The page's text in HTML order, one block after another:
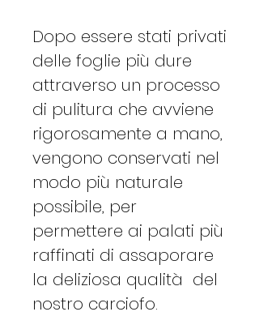
Dopo essere stati privati
delle foglie più dure
attraverso un processo
di pulitura che avviene
rigorosamente a mano,
vengono conservati nel
modo più naturale
possibile, per
permettere ai palati più
raffinati di assaporare
la deliziosa qualità del
nostro carciofo.